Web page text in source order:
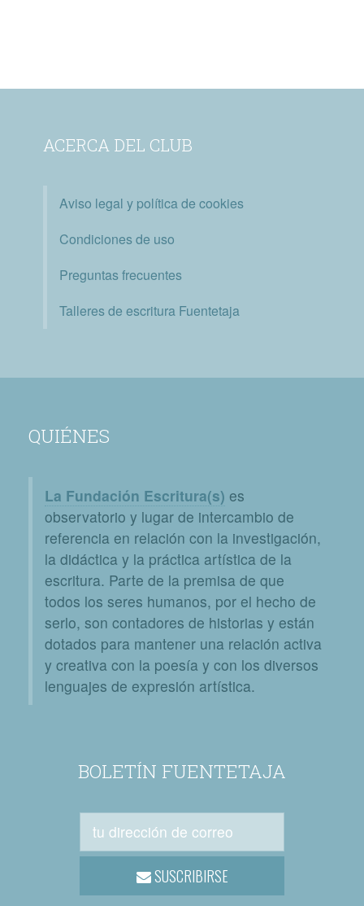
ACERCA DEL CLUB
Aviso legal y política de cookies
Condiciones de uso
Preguntas frecuentes
Talleres de escritura Fuentetaja
QUIÉNES
La Fundación Escritura(s) es
observatorio y lugar de intercambio de
referencia en relación con la investigación,
la didáctica y la práctica artística de la
escritura. Parte de la premisa de que
todos los seres humanos, por el hecho de
serlo, son contadores de historias y están
dotados para mantener una relación activa
y creativa con la poesía y con los diversos
lenguajes de expresión artística.
BOLETÍN FUENTETAJA
SUSCRIBIRSE